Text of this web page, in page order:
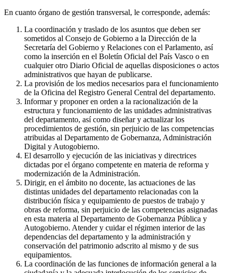
En cuanto órgano de gestión transversal, le corresponde, además:
La coordinación y traslado de los asuntos que deben ser
sometidos al Consejo de Gobierno a la Dirección de la
Secretaría del Gobierno y Relaciones con el Parlamento, así
como la inserción en el Boletín Oficial del País Vasco o en
cualquier otro Diario Oficial de aquellas disposiciones o actos
administrativos que hayan de publicarse.
La provisión de los medios necesarios para el funcionamiento
de la Oficina del Registro General Central del departamento.
Informar y proponer en orden a la racionalización de la
estructura y funcionamiento de las unidades administrativas
del departamento, así como diseñar y actualizar los
procedimientos de gestión, sin perjuicio de las competencias
atribuidas al Departamento de Gobernanza, Administración
Digital y Autogobierno.
El desarrollo y ejecución de las iniciativas y directrices
dictadas por el órgano competente en materia de reforma y
modernización de la Administración.
Dirigir, en el ámbito no docente, las actuaciones de las
distintas unidades del departamento relacionadas con la
distribución física y equipamiento de puestos de trabajo y
obras de reforma, sin perjuicio de las competencias asignadas
en esta materia al Departamento de Gobernanza Pública y
Autogobierno. Atender y cuidar el régimen interior de las
dependencias del departamento y la administración y
conservación del patrimonio adscrito al mismo y de sus
equipamientos.
La coordinación de las funciones de información general a la